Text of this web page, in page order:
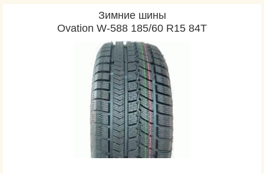
Зимние шины
Ovation W-588 185/60 R15 84T